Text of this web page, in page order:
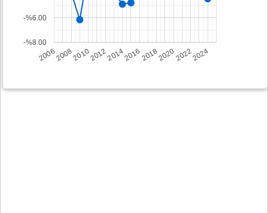
2006200820102012201420162018202020222024
-%8.00
-%6.00